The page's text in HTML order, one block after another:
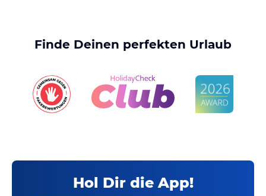
Finde Deinen perfekten Urlaub
Hol Dir die App!